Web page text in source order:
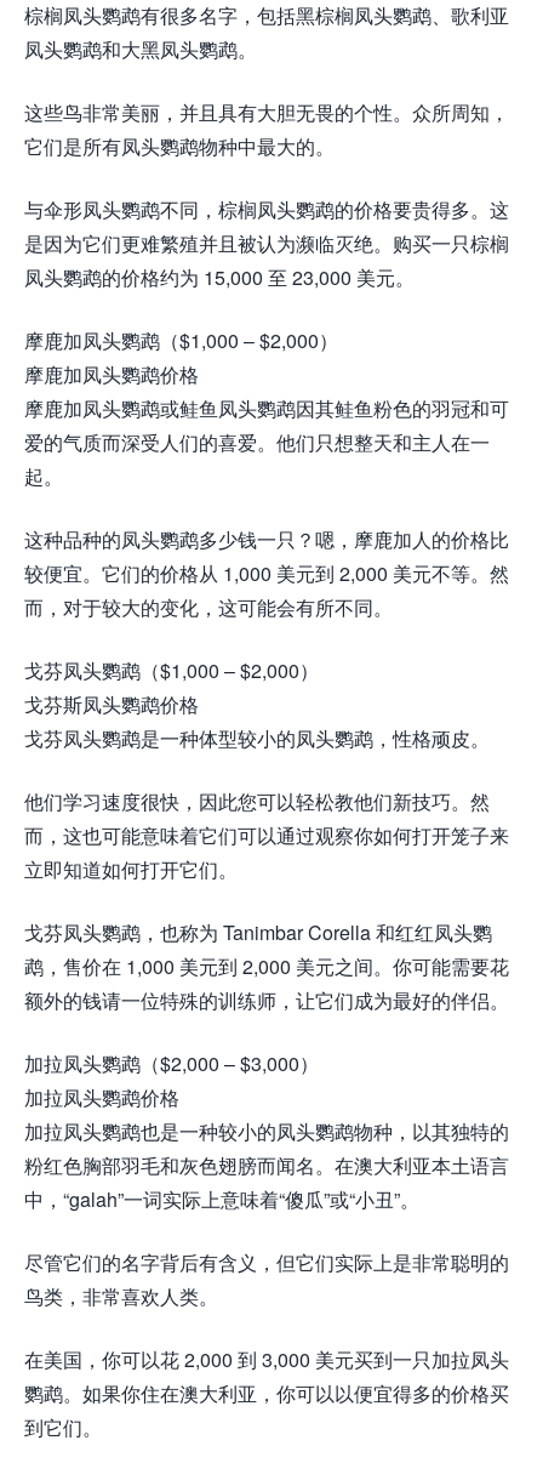
棕榈凤头鹦鹉有很多名字，包括黑棕榈凤头鹦鹉、歌利亚
凤头鹦鹉和大黑凤头鹦鹉。
这些鸟非常美丽，并且具有大胆无畏的个性。众所周知，
它们是所有凤头鹦鹉物种中最大的。
与伞形凤头鹦鹉不同，棕榈凤头鹦鹉的价格要贵得多。这
是因为它们更难繁殖并且被认为濒临灭绝。购买一只棕榈
凤头鹦鹉的价格约为 15,000 至 23,000 美元。
摩鹿加凤头鹦鹉（$1,000 – $2,000）
摩鹿加凤头鹦鹉价格
摩鹿加凤头鹦鹉或鲑鱼凤头鹦鹉因其鲑鱼粉色的羽冠和可
爱的气质而深受人们的喜爱。他们只想整天和主人在一
起。
这种品种的凤头鹦鹉多少钱一只？嗯，摩鹿加人的价格比
较便宜。它们的价格从 1,000 美元到 2,000 美元不等。然
而，对于较大的变化，这可能会有所不同。
戈芬凤头鹦鹉（$1,000 – $2,000）
戈芬斯凤头鹦鹉价格
戈芬凤头鹦鹉是一种体型较小的凤头鹦鹉，性格顽皮。
他们学习速度很快，因此您可以轻松教他们新技巧。然
而，这也可能意味着它们可以通过观察你如何打开笼子来
立即知道如何打开它们。
戈芬凤头鹦鹉，也称为 Tanimbar Corella 和红红凤头鹦
鹉，售价在 1,000 美元到 2,000 美元之间。你可能需要花
额外的钱请一位特殊的训练师，让它们成为最好的伴侣。
加拉凤头鹦鹉（$2,000 – $3,000）
加拉凤头鹦鹉价格
加拉凤头鹦鹉也是一种较小的凤头鹦鹉物种，以其独特的
粉红色胸部羽毛和灰色翅膀而闻名。在澳大利亚本土语言
中，“galah”一词实际上意味着“傻瓜”或“小丑”。
尽管它们的名字背后有含义，但它们实际上是非常聪明的
鸟类，非常喜欢人类。
在美国，你可以花 2,000 到 3,000 美元买到一只加拉凤头
鹦鹉。如果你住在澳大利亚，你可以以便宜得多的价格买
到它们。